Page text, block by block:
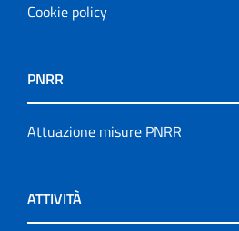
Cookie policy
PNRR
Attuazione misure PNRR
ATTIVITÀ